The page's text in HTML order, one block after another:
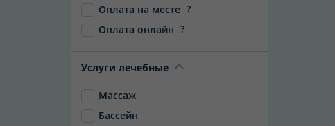
Оплата на месте ?
Оплата онлайн ?
Услуги лечебные
Массаж
Бассейн